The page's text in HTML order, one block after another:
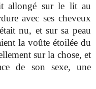
allongé sur le lit au
avec ses cheveux
nu, et sur sa peau
la voûte étoilée du
sur la chose, et
de son sexe, une